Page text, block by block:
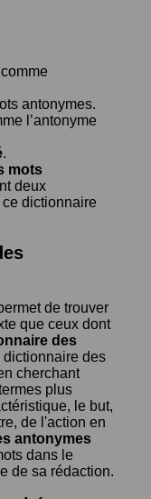
antonymes.
l’antonyme
.
mots
deux
ce dictionnaire
de trouver
que ceux dont
des
des
cherchant
plus
le but,
de l'action en
antonymes
dans le
de sa rédaction.